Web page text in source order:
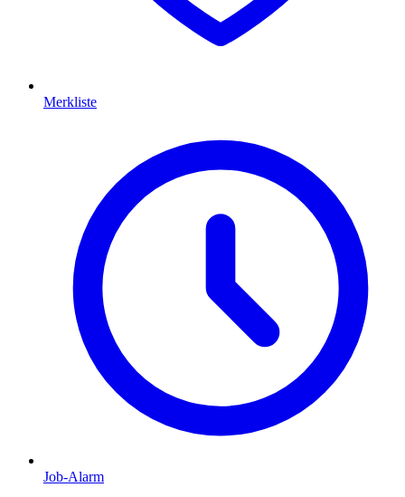
Merkliste
Job-Alarm